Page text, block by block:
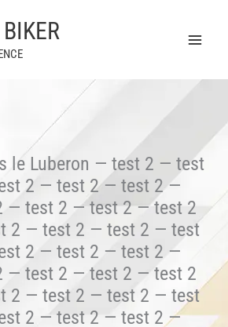
le Luberon — test 2 — test
2 — test 2 — test 2 —
— test 2 — test 2 — test 2
2 — test 2 — test 2 — test
2 — test 2 — test 2 —
— test 2 — test 2 — test 2
2 — test 2 — test 2 — test
2 — test 2 — test 2 —